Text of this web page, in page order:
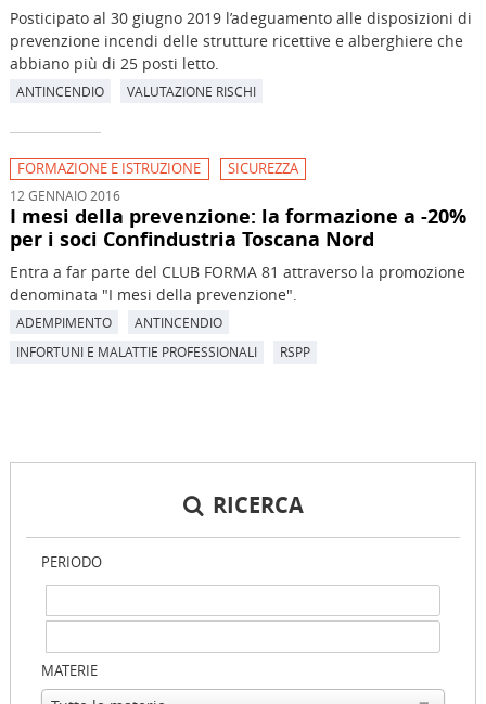
Posticipato al 30 giugno 2019 l’adeguamento alle disposizioni di
prevenzione incendi delle strutture ricettive e alberghiere che
abbiano più di 25 posti letto.
ANTINCENDIO VALUTAZIONE RISCHI
FORMAZIONE E ISTRUZIONE SICUREZZA
12 GENNAIO 2016
I mesi della prevenzione: la formazione a -20%
per i soci Confindustria Toscana Nord
Entra a far parte del CLUB FORMA 81 attraverso la promozione
denominata "I mesi della prevenzione".
ADEMPIMENTO
ANTINCENDIO
INFORTUNI E MALATTIE PROFESSIONALI
RSPP
RICERCA
PERIODO
MATERIE